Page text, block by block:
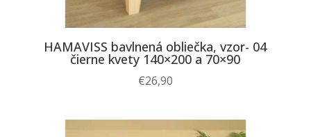
HAMAVISS bavlnená obliečka, vzor- 04
čierne kvety 140×200 a 70×90
€26,90